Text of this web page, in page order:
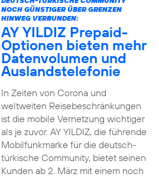
NOCH GÜNSTIGER ÜBER GRENZEN
HINWEG VERBUNDEN:
AY YILDIZ Prepaid-
Optionen bieten mehr
Datenvolumen und
Auslandstelefonie
In Zeiten von Corona und
weltweiten Reisebeschränkungen
ist die mobile Vernetzung wichtiger
als je zuvor. AY YILDIZ, die führende
Mobilfunkmarke für die deutsch-
türkische Community, bietet seinen
Kunden ab 2. März mit einem noch